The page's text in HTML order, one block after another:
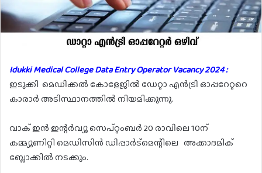
Idukki Medical College Data Entry Operator Vacancy 2024 :
ഇടുക്കി മെഡിക്കല്‍ കോളേജില്‍ ഡേറ്റാ എൻട്രി ഓപ്പറേറ്ററെ
കാരാര്‍ അടിസ്ഥാനത്തില്‍ നിയമിക്കുന്നു.
വാക് ഇന്‍ ഇന്റര്‍വ്യൂ സെപ്റ്റംബര്‍ 20 രാവിലെ 10ന്
കമ്മ്യൂണിറ്റി മെഡിസിന്‍ ഡിപ്പാര്‍ട്‌മെന്റിലെ അക്കാദമിക്
ബ്ലോക്കില്‍ നടക്കും.